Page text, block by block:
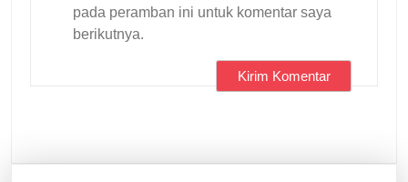
pada peramban ini untuk komentar saya
berikutnya.